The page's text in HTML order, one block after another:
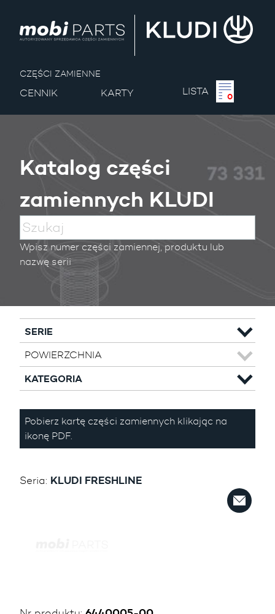
CZĘŚCI ZAMIENNE
CENNIK KARTY LISTA 0
Katalog części
zamiennych KLUDI
Wpisz numer części zamiennej, produktu lub
nazwę serii
SERIE
POWIERZCHNIA
KATEGORIA
Pobierz kartę części zamiennych klikając na
ikonę PDF.
Seria: KLUDI FRESHLINE